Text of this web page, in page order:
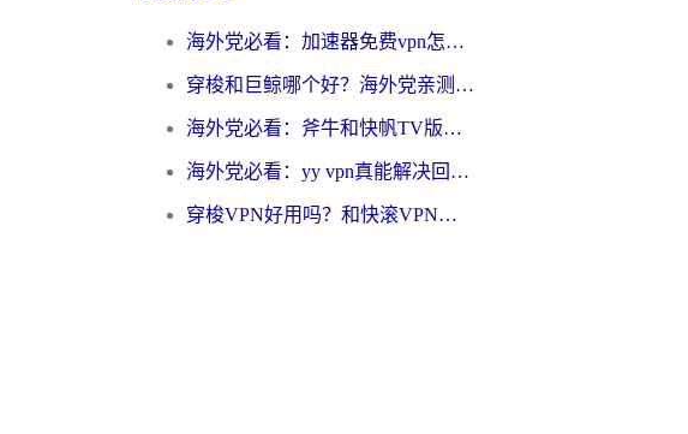
海外党必看：加速器免费vpn怎么选？3步教你无缝访问国内资源
穿梭和巨鲸哪个好？海外党亲测3款回国加速器，教你避开90%的坑
海外党必看：斧牛和快帆TV版哪个好？3分钟选对回国加速器，无缝刷B站、追热剧
海外党必看：yy vpn真能解决回国访问难题？附云极initap测评+免费方案对比
穿梭VPN好用吗？和快滚VPN对比哪个回国效果更好？海外党选回国加速器必看指南